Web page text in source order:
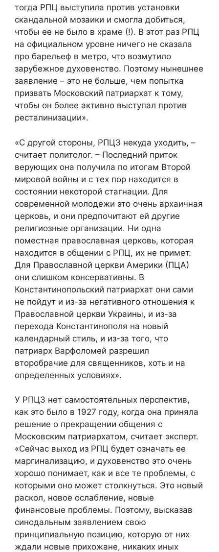
тогда РПЦ выступила против установки
скандальной мозаики и смогла добиться,
чтобы ее не было в храме (!). В этот раз РПЦ
на официальном уровне ничего не сказала
про барельеф в метро, что возмутило
зарубежное духовенство. Поэтому нынешнее
заявление – это не больше, чем попытка
призвать Московский патриархат к тому,
чтобы он более активно выступал против
ресталинизации».
«С другой стороны, РПЦЗ некуда уходить, –
считает политолог. – Последний приток
верующих она получила по итогам Второй
мировой войны и с тех пор находится в
состоянии некоторой стагнации. Для
современной молодежи это очень архаичная
церковь, и они предпочитают ей другие
религиозные организации. Ни одна
поместная православная церковь, которая
находится в общении с РПЦ, их не примет.
Для Православной церкви Америки (ПЦА)
они слишком консервативны. В
Константинопольский патриархат они сами
не пойдут и из-за негативного отношения к
Православной церкви Украины, и из-за
перехода Константинополя на новый
календарный стиль, и из-за того, что
патриарх Варфоломей разрешил
второбрачие для священников, хоть и на
определенных условиях».
У РПЦЗ нет самостоятельных перспектив,
как это было в 1927 году, когда она приняла
решение о прекращении общения с
Московским патриархатом, считает эксперт.
«Сейчас выход из РПЦ будет означать ее
маргинализацию, и духовенство это очень
хорошо понимает, как и все те проблемы, с
которыми оно может столкнуться. Это новый
раскол, новое ослабление, новые
финансовые проблемы. Поэтому, высказав
синодальным заявлением свою
принципиальную позицию, которую от них
ждали новые прихожане, никаких иных